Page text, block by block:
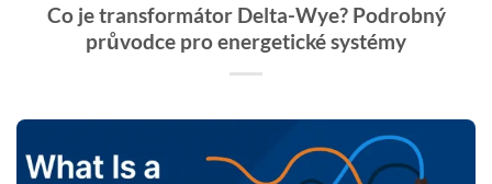
Co je transformátor Delta-Wye? Podrobný
průvodce pro energetické systémy